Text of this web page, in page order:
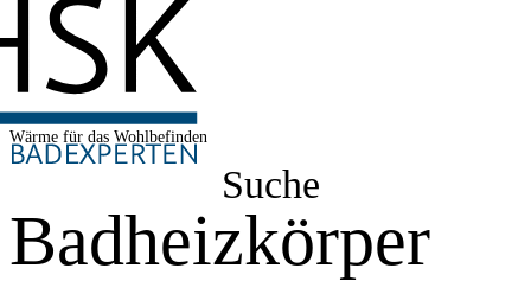
Suche
Wärme für das Wohlbefinden
Badheizkörper